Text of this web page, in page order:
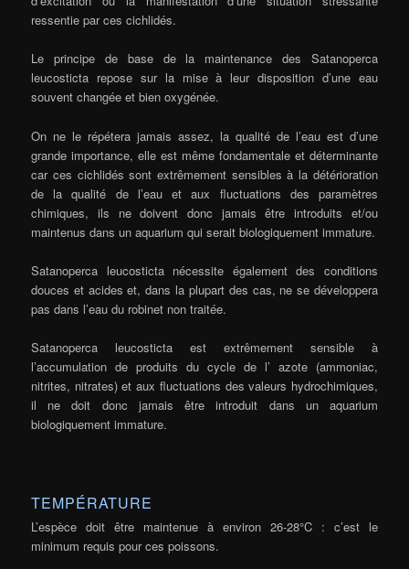
ressentie par ces cichlidés.
Le principe de base de la maintenance des Satanoperca
leucosticta repose sur la mise à leur disposition d’une eau
souvent changée et bien oxygénée.
On ne le répétera jamais assez, la qualité de l’eau est d’une
grande importance, elle est même fondamentale et déterminante
car ces cichlidés sont extrêmement sensibles à la détérioration
de la qualité de l’eau et aux fluctuations des paramètres
chimiques, ils ne doivent donc jamais être introduits et/ou
maintenus dans un aquarium qui serait biologiquement immature.
Satanoperca leucosticta nécessite également des conditions
douces et acides et, dans la plupart des cas, ne se développera
pas dans l’eau du robinet non traitée.
Satanoperca leucosticta est extrêmement sensible à
l’accumulation de produits du cycle de l’ azote (ammoniac,
nitrites, nitrates) et aux fluctuations des valeurs hydrochimiques,
il ne doit donc jamais être introduit dans un aquarium
biologiquement immature.
TEMPÉRATURE
L’espèce doit être maintenue à environ 26-28°C : c’est le
minimum requis pour ces poissons.